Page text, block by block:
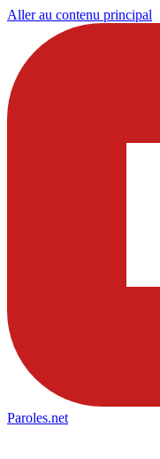
Aller au contenu principal
Paroles.net